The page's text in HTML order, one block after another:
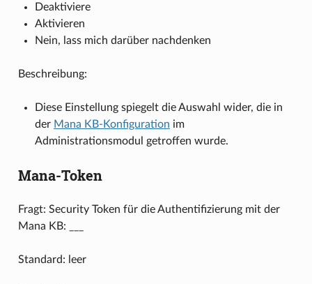
Deaktiviere
Aktivieren
Nein, lass mich darüber nachdenken
Beschreibung:
Diese Einstellung spiegelt die Auswahl wider, die in
der Mana KB-Konfiguration im
Administrationsmodul getroffen wurde.
Mana-Token
Fragt: Security Token für die Authentifizierung mit der
Mana KB: ___
Standard: leer